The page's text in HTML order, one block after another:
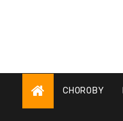
CHOROBY